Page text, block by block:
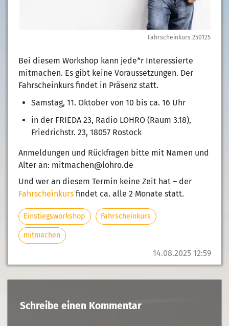
14.08.2025 12:59
Fahrscheinkurs 250125
Bei diesem Workshop kann jede*r Interessierte
mitmachen. Es gibt keine Voraussetzungen. Der
Fahrscheinkurs findet in Präsenz statt.
Samstag, 11. Oktober von 10 bis ca. 16 Uhr
in der FRIEDA 23, Radio LOHRO (Raum 3.18),
Friedrichstr. 23, 18057 Rostock
Anmeldungen und Rückfragen bitte mit Namen und
Alter an: mitmachen@lohro.de
Und wer an diesem Termin keine Zeit hat – der
Fahrscheinkursfindet ca. alle 2 Monate statt.
Einstiegsworkshop Fahrscheinkurs
mitmachen
Schreibe einen Kommentar